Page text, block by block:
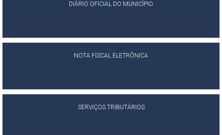
DIÁRIO OFICIAL DO MUNICÍPIO
NOTA FISCAL ELETRÔNICA
SERVIÇOS TRIBUTÁRIOS